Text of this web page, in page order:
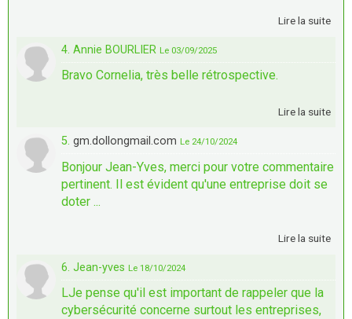
Lire la suite
4. Annie BOURLIER Le 03/09/2025
Bravo Cornelia, très belle rétrospective.
Lire la suite
5. gm.dollongmail.com Le 24/10/2024
Bonjour Jean-Yves, merci pour votre commentaire
pertinent. Il est évident qu'une entreprise doit se
doter ...
Lire la suite
6. Jean-yves Le 18/10/2024
LJe pense qu'il est important de rappeler que la
cybersécurité concerne surtout les entreprises,